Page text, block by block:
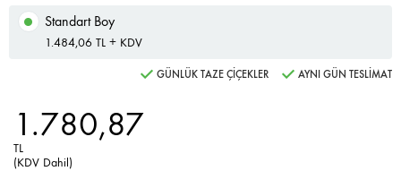
Standart Boy
1.484,06 TL + KDV
GÜNLÜK TAZE ÇİÇEKLER AYNI GÜN TESLİMAT
1.780,87
TL
(KDV Dahil)